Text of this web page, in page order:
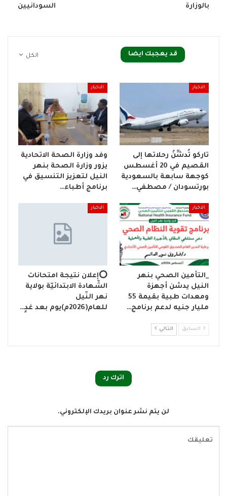
بالوزارة
السودانيين
الكل قد يعجبك ايضا
الاخبار
تاركو تُدشِّنُ رحلاتها إلى
القصيم في 20 أغسطس
كوجهة سابعة بالسعودية
بورتسودان / مصطفي…
الاخبار
وفد وزارة الصحة الاتحادية
يزور وزارة الصحة بنهر
النيل لتعزيز التنسيق في
برنامج أطباء…
الاخبار
_التأمين الصحي بنهر
النيل يدشن أجهزة
ومعدات طبية بقيمة 55
مليار جنيه لدعم برنامج…
الاخبار
⭕إعلان نتيجة امتحانات
الشّهادة الابتدائيّة بولاية
نهر النّيل
للعام(2026م)يوم بعد غدٍ…
السابق التالي
اترك رد
لن يتم نشر عنوان بريدك الإلكتروني.